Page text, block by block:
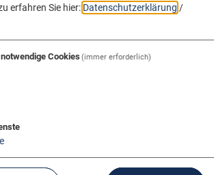
erfahren Sie hier: Datenschutzerklärung /
Cookies(immer erforderlich)